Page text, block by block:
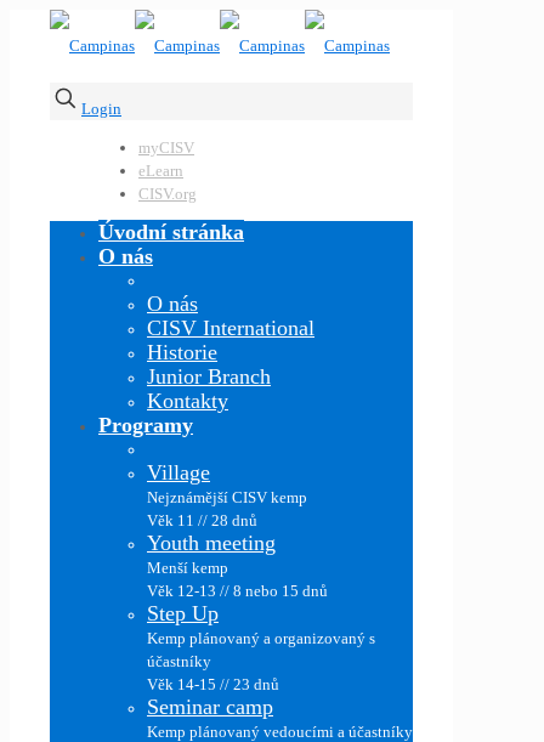
Login
myCISV
eLearn
CISV.org
Úvodní stránka
O nás
O nás
CISV International
Historie
Junior Branch
Kontakty
Programy
Village
Nejznámější CISV kemp
Věk 11 // 28 dnů
Youth meeting
Menší kemp
Věk 12-13 // 8 nebo 15 dnů
Step Up
Kemp plánovaný a organizovaný s
účastníky
Věk 14-15 // 23 dnů
Seminar camp
Kemp plánovaný vedoucími a účastníky